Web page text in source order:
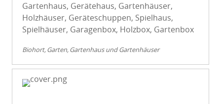
Gartenhaus, Gerätehaus, Gartenhäuser,
Holzhäuser, Geräteschuppen, Spielhaus,
Spielhäuser, Garagenbox, Holzbox, Gartenbox
Biohort Garten Gartenhaus und Gartenhäuser